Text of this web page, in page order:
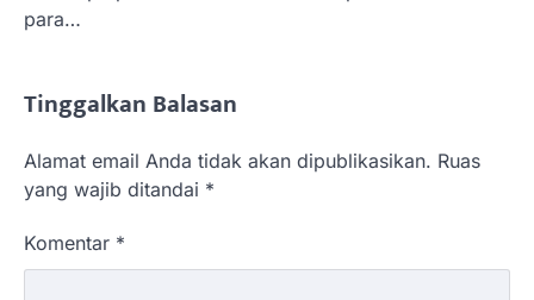
para…
Tinggalkan Balasan
Alamat email Anda tidak akan dipublikasikan. Ruas
yang wajib ditandai *
Komentar *